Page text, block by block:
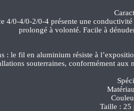
4/0-4/0-2/0-4 présente une
prolongé à volonté. Facile à
: le fil en aluminium résiste à
souterraines, conformément aux
Taille : 25